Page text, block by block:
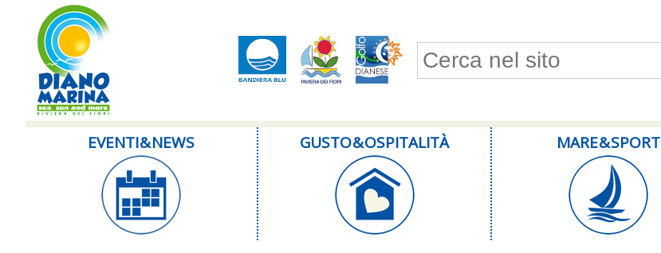
Form di ricerca
EVENTI & NEWS GUSTO & OSPITALITÀ MARE & SPORT